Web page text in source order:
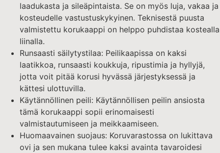
laadukasta ja sileäpintaista. Se on myös luja, vakaa ja
kosteudelle vastustuskykyinen. Teknisestä puusta
valmistettu korukaappi on helppo puhdistaa kostealla
liinalla.
Runsaasti säilytystilaa: Peilikaapissa on kaksi
laatikkoa, runsaasti koukkuja, ripustimia ja hyllyjä,
jotta voit pitää korusi hyvässä järjestyksessä ja
kättesi ulottuvilla.
Käytännöllinen peili: Käytännöllisen peilin ansiosta
tämä korukaappi sopii erinomaisesti
valmistautumiseen ja meikkaamiseen.
Huomaavainen suojaus: Koruvarastossa on lukittava
ovi ja sen mukana tulee kaksi avainta tavaroidesi